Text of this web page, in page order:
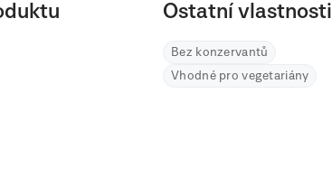
Ostatní vlastnosti
Bez konzervantů
Vhodné pro vegetariány